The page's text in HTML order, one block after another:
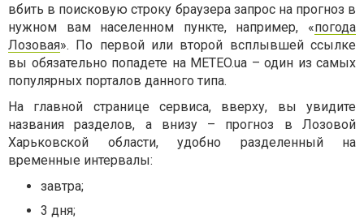
вбить в поисковую строку браузера запрос на прогноз в
нужном вам населенном пункте, например, «погода
Лозовая». По первой или второй всплывшей ссылке
вы обязательно попадете на METEO.ua – один из самых
популярных порталов данного типа.
На главной странице сервиса, вверху, вы увидите
названия разделов, а внизу – прогноз в Лозовой
Харьковской области, удобно разделенный на
временные интервалы:
завтра;
3 дня;